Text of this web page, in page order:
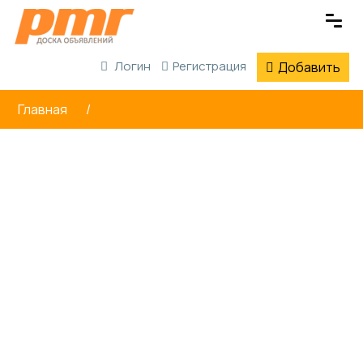
Логин Регистрация Добавить
Главная